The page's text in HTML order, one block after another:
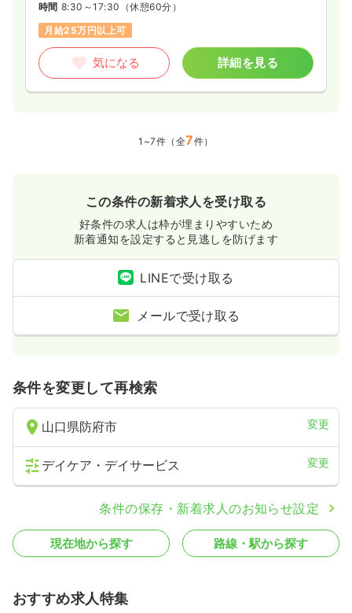
時間 8:30～17:30 （休憩60分）
月給25万円以上可
気になる 詳細を見る
1~7件（全7件）
この条件の新着求人を受け取る
好条件の求人は枠が埋まりやすいため
新着通知を設定すると見逃しを防げます
LINEで受け取る
メールで受け取る
条件を変更して再検索
山口県防府市 変更
デイケア・デイサービス 変更
条件の保存・新着求人のお知らせ設定
現在地から探す 路線・駅から探す
おすすめ求人特集